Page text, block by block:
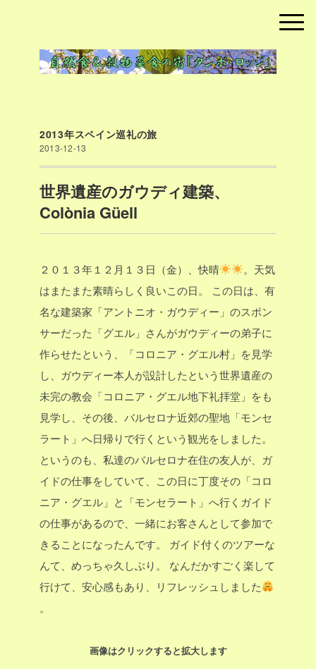
2013年スペイン巡礼の旅
2013-12-13
世界遺産のガウディ建築、
Colònia Güell
２０１３年１２月１３日（金）、快晴
。天気
はまたまた素晴らしく良いこの日。
この日は、有
名な建築家「アントニオ・ガウディー」のスポン
サーだった「グエル」さんがガウディーの弟子に
作らせたという、「コロニア・グエル村」を見学
し、ガウディー本人が設計したという世界遺産の
未完の教会「コロニア・グエル地下礼拝堂」をも
見学し、その後、バルセロナ近郊の聖地「モンセ
ラート」へ日帰りで行くという観光をしました。
というのも、私達のバルセロナ在住の友人が、ガ
イドの仕事をしていて、この日に丁度その「コロ
ニア・グエル」と「モンセラート」へ行くガイド
の仕事があるので、一緒にお客さんとして参加で
きることになったんです。
ガイド付くのツアーな
んて、めっちゃ久しぶり。
なんだかすごく楽して
行けて、安心感もあり、リフレッシュしました
。
画像はクリックすると拡大します